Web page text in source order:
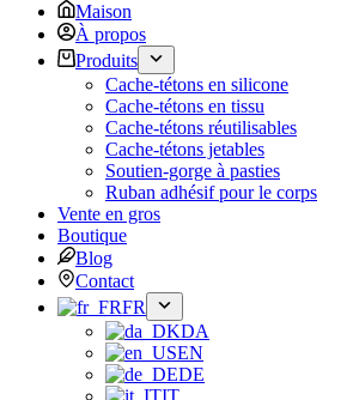
Maison
À propos
Produits
Cache-tétons en silicone
Cache-tétons en tissu
Cache-tétons réutilisables
Cache-tétons jetables
Soutien-gorge à pasties
Ruban adhésif pour le corps
Vente en gros
Boutique
Blog
Contact
FR
DA
EN
DE
IT